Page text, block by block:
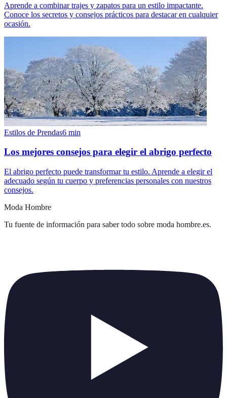
Aprende a combinar trajes y zapatos para un estilo impactante.
Conoce los secretos y consejos prácticos para destacar en cualquier
ocasión.
Estilos de Prendas6 min
Los mejores consejos para elegir el abrigo perfecto
El abrigo perfecto puede transformar tu estilo. Aprende a elegir el
adecuado según tu cuerpo y preferencias personales con nuestros
consejos.
Moda Hombre
Tu fuente de información para saber todo sobre moda hombre.es.